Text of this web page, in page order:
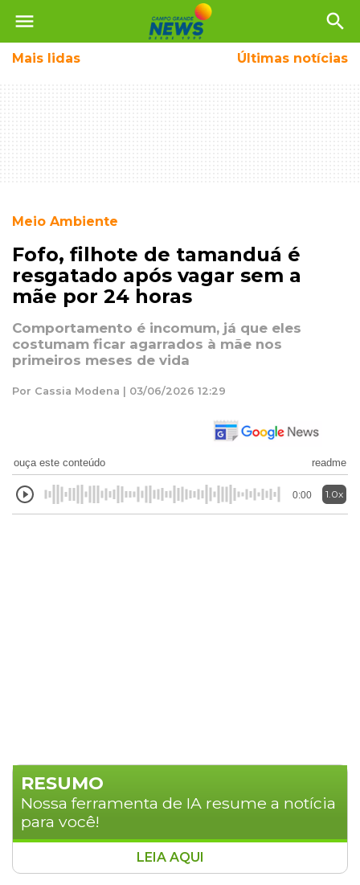
menu search
Mais lidas Últimas notícias
Meio Ambiente
Fofo, filhote de tamanduá é
resgatado após vagar sem a
mãe por 24 horas
Comportamento é incomum, já que eles
costumam ficar agarrados à mãe nos
primeiros meses de vida
Por Cassia Modena | 03/06/2026 12:29
ouça este conteúdo readme
0:00 1.0x
RESUMO
Nossa ferramenta de IA resume a notícia
para você!
Filhote de tamanduá-bandeira foi
LEIA AQUI